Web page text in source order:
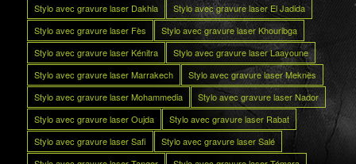
Stylo avec gravure laser Dakhla
Stylo avec gravure laser El Jadida
Stylo avec gravure laser Fès
Stylo avec gravure laser Khouribga
Stylo avec gravure laser Kénitra
Stylo avec gravure laser Laayoune
Stylo avec gravure laser Marrakech
Stylo avec gravure laser Meknès
Stylo avec gravure laser Mohammedia
Stylo avec gravure laser Nador
Stylo avec gravure laser Oujda
Stylo avec gravure laser Rabat
Stylo avec gravure laser Safi
Stylo avec gravure laser Salé